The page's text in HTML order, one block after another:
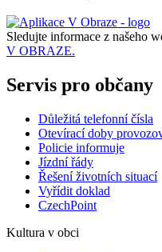
Sledujte informace z našeho
V OBRAZE.
Servis pro občany
Důležitá telefonní čísla
Otevírací doby
Policie informuje
Jízdní řády
Řešení životních situací
Vyřídit doklad
CzechPoint
Kultura v obci